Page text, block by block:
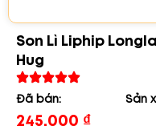
Son Lì Liphip
Hug
Đã bán: Sản
245.000 ₫